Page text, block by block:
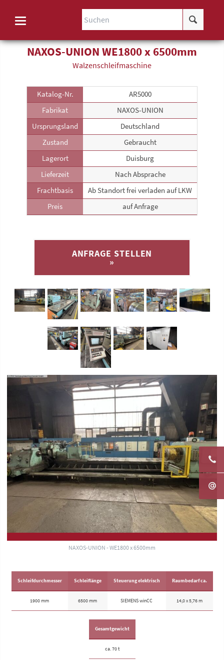
NAXOS-UNION - WE1800 x 6500mm
NAXOS-UNION WE1800 x 6500mm
Walzenschleif­maschine
Katalog-Nr.
AR5000
Fabrikat
NAXOS-UNION
Ursprungsland
Deutschland
Zustand
Gebraucht
Lagerort
Duisburg
Lieferzeit
Nach Absprache
Frachtbasis
Ab Standort frei verladen auf LKW
Preis
auf Anfrage
ANFRAGE STELLEN
»
Schleifdurchmesser
1900 mm
Schleiflänge
6500 mm
Steuerung elektrisch
SIEMENS winCC
Raumbedarf ca.
14,0 x 5,76 m
Gesamtgewicht
ca. 70 t